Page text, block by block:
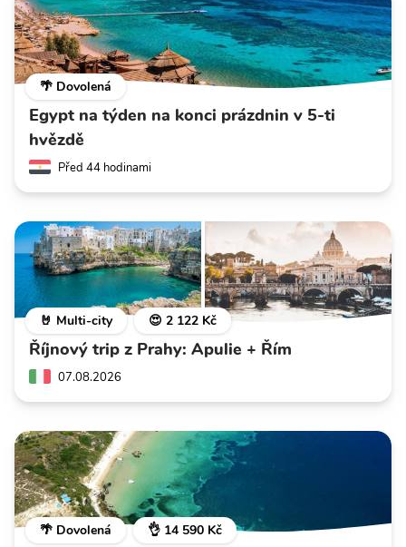
🌴 Dovolená
Egypt na týden na konci prázdnin v 5-ti
hvězdě
Před 44 hodinami
🤘 Multi-city 😍 2 122 Kč
Říjnový trip z Prahy: Apulie + Řím
07.08.2026
🌴 Dovolená 👌 14 590 Kč